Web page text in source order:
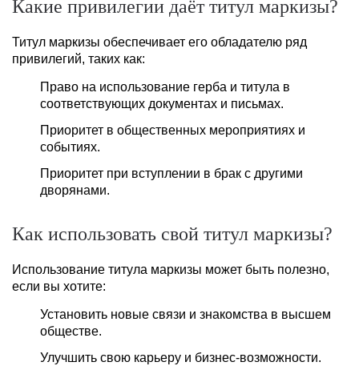
Какие привилегии даёт титул маркизы?
Титул маркизы обеспечивает его обладателю ряд
привилегий, таких как:
Право на использование герба и титула в
соответствующих документах и письмах.
Приоритет в общественных мероприятиях и
событиях.
Приоритет при вступлении в брак с другими
дворянами.
Как использовать свой титул маркизы?
Использование титула маркизы может быть полезно,
если вы хотите:
Установить новые связи и знакомства в высшем
обществе.
Улучшить свою карьеру и бизнес-возможности.